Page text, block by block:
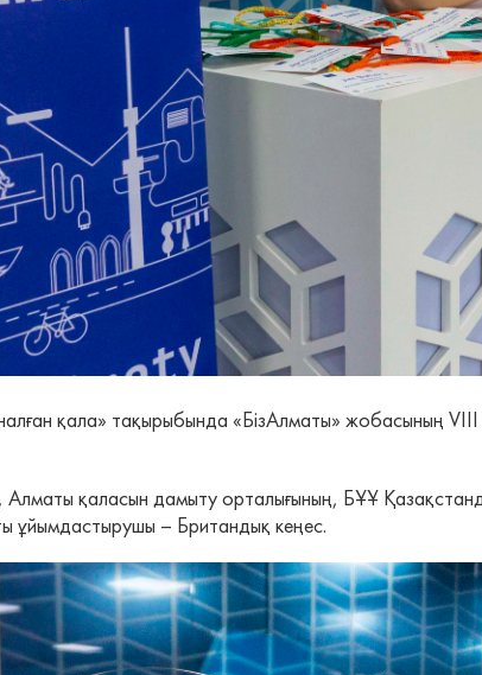
қала» тақырыбында «БізАлматы» жобасының
Алматы қаласын дамыту орталығының, БҰҰ
ұйымдастырушы – Британдық кеңес.